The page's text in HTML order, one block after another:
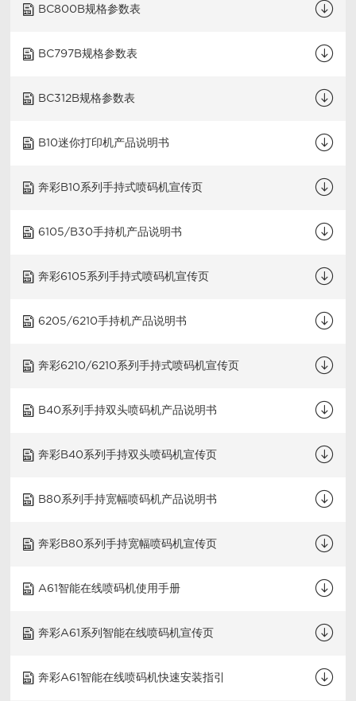
BC800B规格参数表
BC797B规格参数表
BC312B规格参数表
B10迷你打印机产品说明书
奔彩B10系列手持式喷码机宣传页
6105/B30手持机产品说明书
奔彩6105系列手持式喷码机宣传页
6205/6210手持机产品说明书
奔彩6210/6210系列手持式喷码机宣传页
B40系列手持双头喷码机产品说明书
奔彩B40系列手持双头喷码机宣传页
B80系列手持宽幅喷码机产品说明书
奔彩B80系列手持宽幅喷码机宣传页
A61智能在线喷码机使用手册
奔彩A61系列智能在线喷码机宣传页
奔彩A61智能在线喷码机快速安装指引